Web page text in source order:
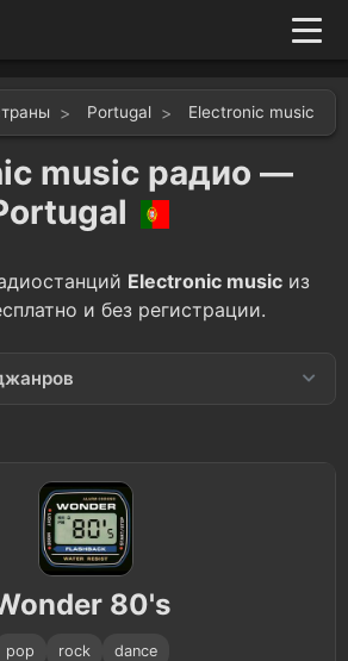
Portugal Electronic music
music радио —
Electronic music из
и без регистрации.
80's
pop rock dance